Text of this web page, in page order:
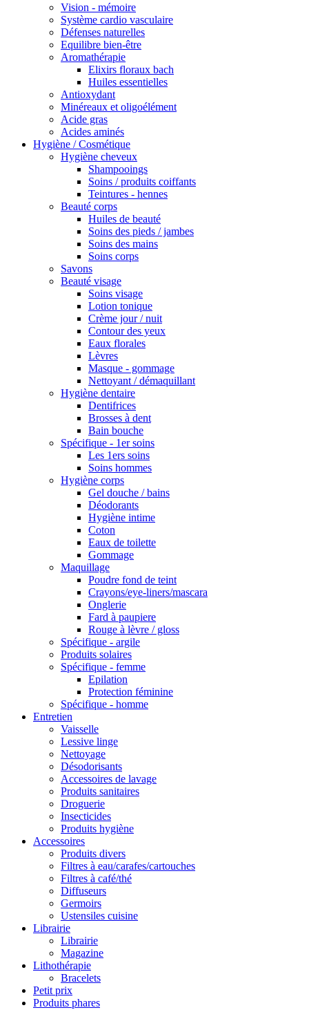
Vision - mémoire
Système cardio vasculaire
Défenses naturelles
Equilibre bien-être
Aromathérapie
Elixirs floraux bach
Huiles essentielles
Antioxydant
Minéreaux et oligoélément
Acide gras
Acides aminés
Hygiène / Cosmétique
Hygiène cheveux
Shampooings
Soins / produits coiffants
Teintures - hennes
Beauté corps
Huiles de beauté
Soins des pieds / jambes
Soins des mains
Soins corps
Savons
Beauté visage
Soins visage
Lotion tonique
Crème jour / nuit
Contour des yeux
Eaux florales
Lèvres
Masque - gommage
Nettoyant / démaquillant
Hygiène dentaire
Dentifrices
Brosses à dent
Bain bouche
Spécifique - 1er soins
Les 1ers soins
Soins hommes
Hygiène corps
Gel douche / bains
Déodorants
Hygiène intime
Coton
Eaux de toilette
Gommage
Maquillage
Poudre fond de teint
Crayons/eye-liners/mascara
Onglerie
Fard à paupiere
Rouge à lèvre / gloss
Spécifique - argile
Produits solaires
Spécifique - femme
Epilation
Protection féminine
Spécifique - homme
Entretien
Vaisselle
Lessive linge
Nettoyage
Désodorisants
Accessoires de lavage
Produits sanitaires
Droguerie
Insecticides
Produits hygiène
Accessoires
Produits divers
Filtres à eau/carafes/cartouches
Filtres à café/thé
Diffuseurs
Germoirs
Ustensiles cuisine
Librairie
Librairie
Magazine
Lithothérapie
Bracelets
Petit prix
Produits phares